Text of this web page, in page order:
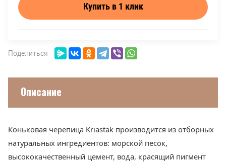
Купить в 1 клик
Поделиться
Описание
Коньковая черепица Kriastak производится из отборных
натуральных ингредиентов: морской песок,
высококачественный цемент, вода, красящий пигмент